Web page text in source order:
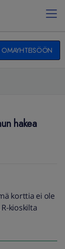
OMAYHTEISÖÖN
hakea
korttia ei ole
kioskilta